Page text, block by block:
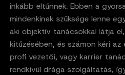
inkább eltűnnek. Ebben a
mindenkinek szüksége lenne
aki objektív tanácsokkal látja
kitűzésében, és számon kéri az
profi vezetői, vagy karrier
rendkívül drága szolgáltatás,